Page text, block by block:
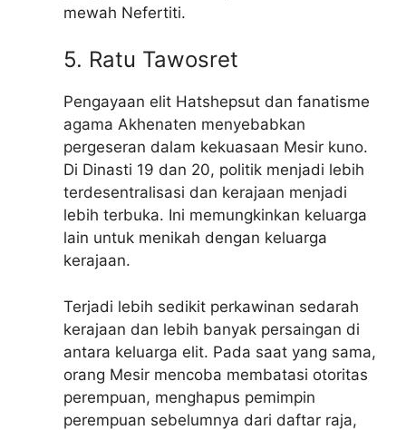
mewah Nefertiti.
5. Ratu Tawosret
Pengayaan elit Hatshepsut dan fanatisme
agama Akhenaten menyebabkan
pergeseran dalam kekuasaan Mesir kuno.
Di Dinasti 19 dan 20, politik menjadi lebih
terdesentralisasi dan kerajaan menjadi
lebih terbuka. Ini memungkinkan keluarga
lain untuk menikah dengan keluarga
kerajaan.
Terjadi lebih sedikit perkawinan sedarah
kerajaan dan lebih banyak persaingan di
antara keluarga elit. Pada saat yang sama,
orang Mesir mencoba membatasi otoritas
perempuan, menghapus pemimpin
perempuan sebelumnya dari daftar raja,